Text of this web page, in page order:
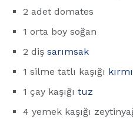
2 adet domates
1 orta boy soğan
2 diş sarımsak
1 silme tatlı kaşığı
1 çay kaşığı tuz
4 yemek kaşığı